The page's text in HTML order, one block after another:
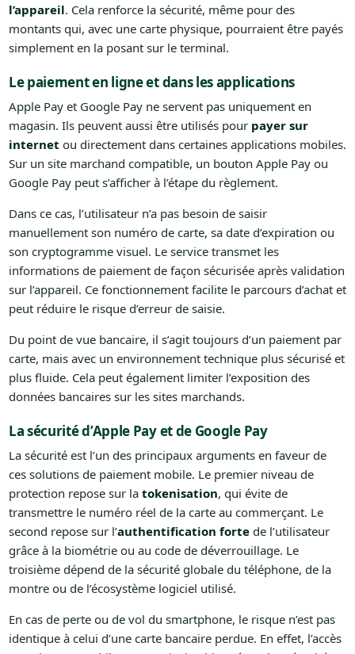
l’appareil. Cela renforce la sécurité, même pour des
montants qui, avec une carte physique, pourraient être payés
simplement en la posant sur le terminal.
Le paiement en ligne et dans les applications
Apple Pay et Google Pay ne servent pas uniquement en
magasin. Ils peuvent aussi être utilisés pour payer sur
internet ou directement dans certaines applications mobiles.
Sur un site marchand compatible, un bouton Apple Pay ou
Google Pay peut s’afficher à l’étape du règlement.
Dans ce cas, l’utilisateur n’a pas besoin de saisir
manuellement son numéro de carte, sa date d’expiration ou
son cryptogramme visuel. Le service transmet les
informations de paiement de façon sécurisée après validation
sur l’appareil. Ce fonctionnement facilite le parcours d’achat et
peut réduire le risque d’erreur de saisie.
Du point de vue bancaire, il s’agit toujours d’un paiement par
carte, mais avec un environnement technique plus sécurisé et
plus fluide. Cela peut également limiter l’exposition des
données bancaires sur les sites marchands.
La sécurité d’Apple Pay et de Google Pay
La sécurité est l’un des principaux arguments en faveur de
ces solutions de paiement mobile. Le premier niveau de
protection repose sur la tokenisation, qui évite de
transmettre le numéro réel de la carte au commerçant. Le
second repose sur l’authentification fortede l’utilisateur
grâce à la biométrie ou au code de déverrouillage. Le
troisième dépend de la sécurité globale du téléphone, de la
montre ou de l’écosystème logiciel utilisé.
En cas de perte ou de vol du smartphone, le risque n’est pas
identique à celui d’une carte bancaire perdue. En effet, l’accès